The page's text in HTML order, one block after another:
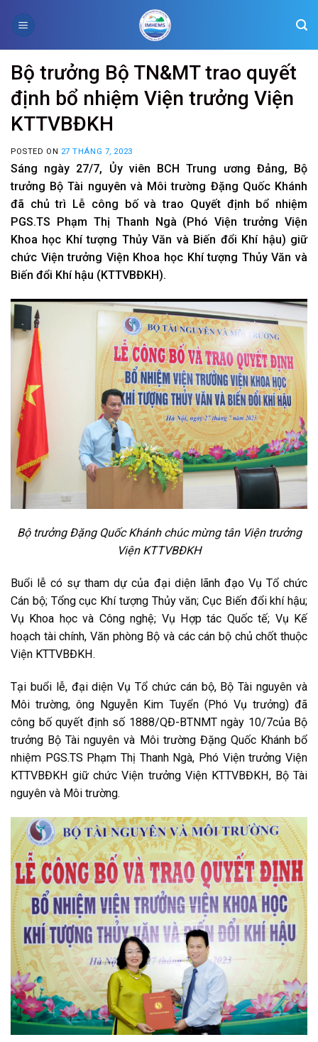
Bộ trưởng Bộ TN&MT trao quyết
định bổ nhiệm Viện trưởng Viện
KTTVBĐKH
POSTED ON 27 THÁNG 7, 2023
Sáng ngày 27/7, Ủy viên BCH Trung ương Đảng, Bộ
trưởng Bộ Tài nguyên và Môi trường Đặng Quốc Khánh
đã chủ trì Lễ công bố và trao Quyết định bổ nhiệm
PGS.TS Phạm Thị Thanh Ngà (Phó Viện trưởng Viện
Khoa học Khí tượng Thủy Văn và Biến đổi Khí hậu) giữ
chức Viện trưởng Viện Khoa học Khí tượng Thủy Văn và
Biến đổi Khí hậu (KTTVBĐKH).
Bộ trưởng Đặng Quốc Khánh chúc mừng tân Viện trưởng
Viện KTTVBĐKH
Buổi lễ có sự tham dự của đại diện lãnh đạo Vụ Tổ chức
Cán bộ; Tổng cục Khí tượng Thủy văn; Cục Biến đổi khí hậu;
Vụ Khoa học và Công nghệ; Vụ Hợp tác Quốc tế; Vụ Kế
hoạch tài chính, Văn phòng Bộ và các cán bộ chủ chốt thuộc
Viện KTTVBĐKH.
Tại buổi lễ, đại diện Vụ Tổ chức cán bộ, Bộ Tài nguyên và
Môi trường, ông Nguyễn Kim Tuyển (Phó Vụ trưởng) đã
công bố quyết định số 1888/QĐ-BTNMT ngày 10/7của Bộ
trưởng Bộ Tài nguyên và Môi trường Đặng Quốc Khánh bổ
nhiệm PGS.TS Phạm Thị Thanh Ngà, Phó Viện trưởng Viện
KTTVBĐKH giữ chức Viện trưởng Viện KTTVBĐKH, Bộ Tài
nguyên và Môi trường.